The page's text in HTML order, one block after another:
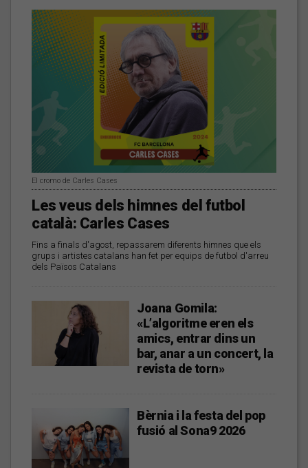
El cromo de Carles Cases
Les veus dels himnes del futbol
català: Carles Cases
Fins a finals d'agost, repassarem diferents himnes que els
grups i artistes catalans han fet per equips de futbol d'arreu
dels Països Catalans
Joana Gomila:
«L’algoritme eren els
amics, entrar dins un
bar, anar a un concert, la
revista de torn»
Bèrnia i la festa del pop
fusió al Sona9 2026